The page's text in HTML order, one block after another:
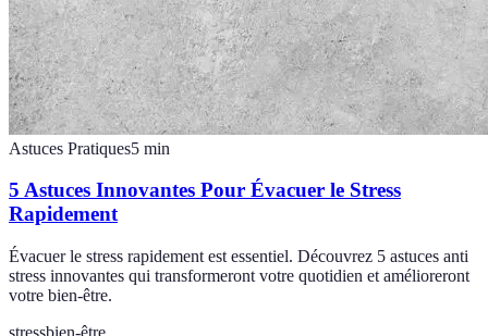
Astuces Pratiques5 min
5 Astuces Innovantes Pour Évacuer le Stress
Rapidement
Évacuer le stress rapidement est essentiel. Découvrez 5 astuces anti
stress innovantes qui transformeront votre quotidien et amélioreront
votre bien-être.